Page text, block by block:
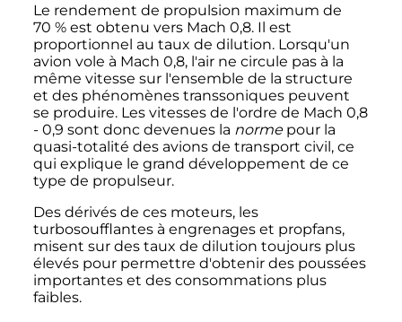
Le rendement de propulsion maximum de
70 % est obtenu vers Mach 0,8. Il est
proportionnel au taux de dilution. Lorsqu'un
avion vole à Mach 0,8, l'air ne circule pas à la
même vitesse sur l'ensemble de la structure
et des phénomènes transsoniques peuvent
se produire. Les vitesses de l'ordre de Mach 0,8
- 0,9 sont donc devenues la normepour la
quasi-totalité des avions de transport civil, ce
qui explique le grand développement de ce
type de propulseur.
Des dérivés de ces moteurs, les
turbosoufflantes à engrenages et propfans,
misent sur des taux de dilution toujours plus
élevés pour permettre d'obtenir des poussées
importantes et des consommations plus
faibles.